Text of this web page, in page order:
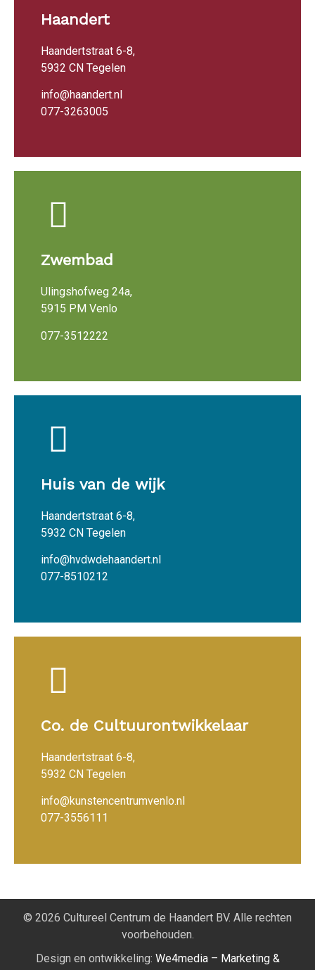
Haandert
Haandertstraat 6-8,
5932 CN Tegelen
info@haandert.nl
077-3263005
Zwembad
Ulingshofweg 24a,
5915 PM Venlo
077-3512222
Huis van de wijk
Haandertstraat 6-8,
5932 CN Tegelen
info@hvdwdehaandert.nl
077-8510212
Co. de Cultuurontwikkelaar
Haandertstraat 6-8,
5932 CN Tegelen
info@kunstencentrumvenlo.nl
077-3556111
© 2026 Cultureel Centrum de Haandert BV. Alle rechten
voorbehouden.
Design en ontwikkeling: We4media – Marketing &